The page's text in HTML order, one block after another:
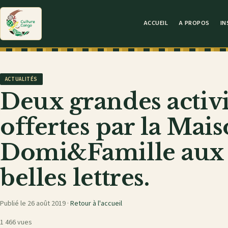
ACCUEIL A PROPOS
ACTUALITÉS
Deux grandes
offertes par la
Domi&Famille
belles lettres.
Publié le 26 août 2019 · Retour à l'accueil
1 466 vues